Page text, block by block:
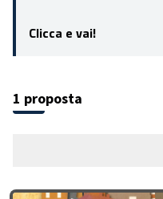
Clicca e vai!
1 proposta